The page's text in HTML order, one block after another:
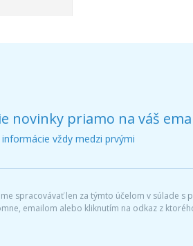
novinky priamo na váš
vždy medzi prvými
spracovávať len za týmto účelom v súlade
emailom alebo kliknutím na odkaz z